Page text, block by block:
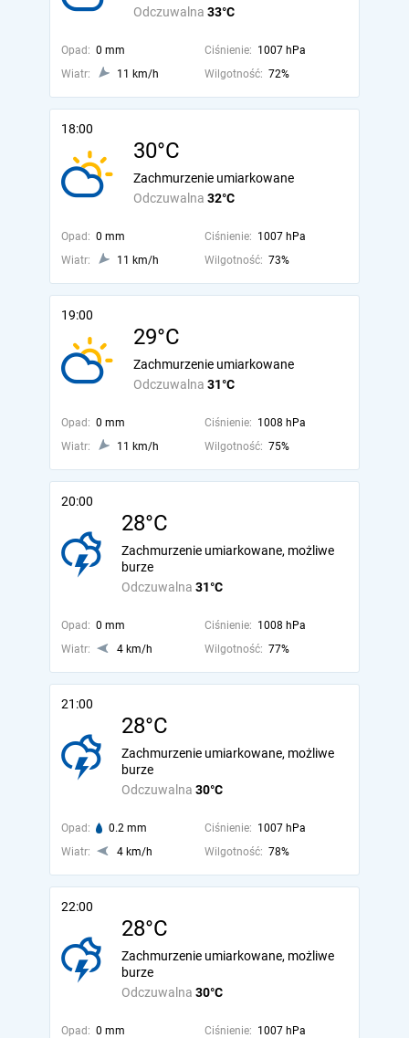
Odczuwalna 33°C
Opad: 0 mm Ciśnienie: 1007 hPa
Wiatr:
11 km/h Wilgotność: 72%
18:00
30°C
Odczuwalna 32°C
Zachmurzenie umiarkowane
Opad: 0 mm Ciśnienie: 1007 hPa
Wiatr:
11 km/h Wilgotność: 73%
19:00
29°C
Odczuwalna 31°C
Zachmurzenie umiarkowane
Opad: 0 mm Ciśnienie: 1008 hPa
Wiatr:
11 km/h Wilgotność: 75%
20:00
28°C
Odczuwalna 31°C
Zachmurzenie umiarkowane, możliwe
burze
Opad: 0 mm Ciśnienie: 1008 hPa
Wiatr:
4 km/h Wilgotność: 77%
21:00
28°C
Odczuwalna 30°C
Zachmurzenie umiarkowane, możliwe
burze
Opad: 0.2 mm Ciśnienie: 1007 hPa
Wiatr:
4 km/h Wilgotność: 78%
22:00
28°C
Odczuwalna 30°C
Zachmurzenie umiarkowane, możliwe
burze
Opad: 0 mm Ciśnienie: 1007 hPa